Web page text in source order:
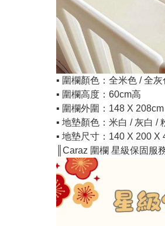
▪️ 圍欄顏色：全米色 / 全
▪️ 圍欄高度：60cm高
▪️ 圍欄外圍：148 X 208cm
▪️ 地墊顏色：米白 / 灰白 /
▪️ 地墊尺寸：140 X 200
║Caraz 圍欄 星級保固服